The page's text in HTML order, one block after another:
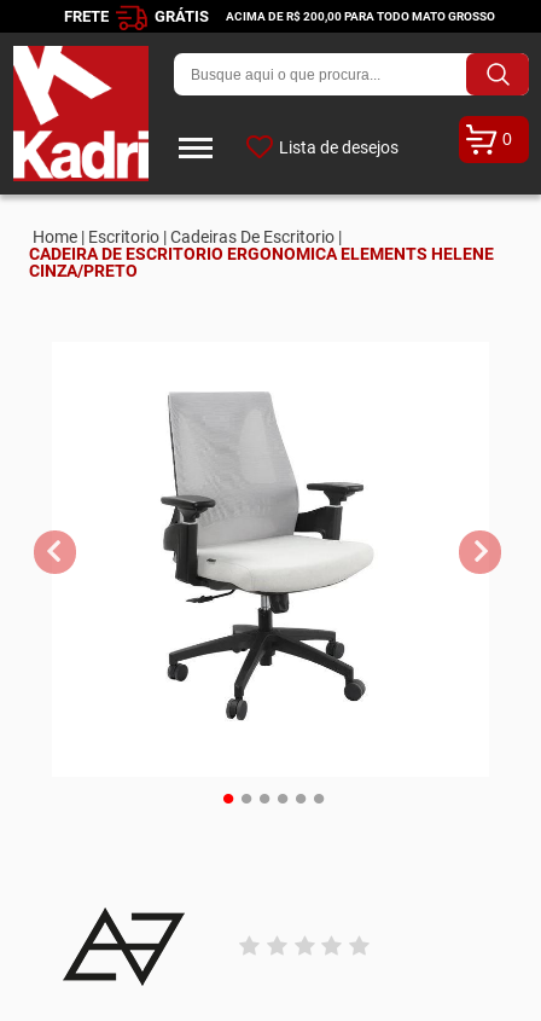
FRETE GRÁTIS ACIMA DE R$ 200,00 PARA TODO MATO GROSSO
Lista de desejos 0
Home | Escritorio |Cadeiras De Escritorio |
CADEIRA DE ESCRITORIO ERGONOMICA ELEMENTS HELENE
CINZA/PRETO